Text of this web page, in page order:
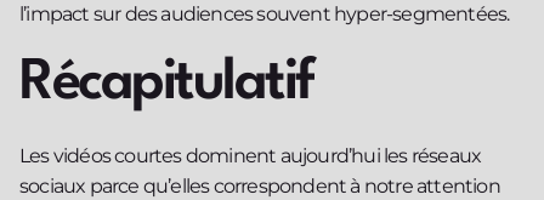
l’impact sur des audiences souvent hyper-segmentées.
Récapitulatif
Les vidéos courtes dominent aujourd’hui les réseaux
sociaux parce qu’elles correspondent à notre attention